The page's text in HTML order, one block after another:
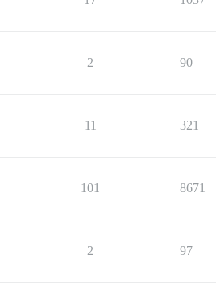
2 90
11 321
101 8671
2 97